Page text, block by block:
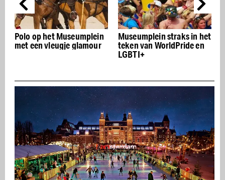
Polo op het Museumplein
met een vleugje glamour
Museumplein straks in het
teken van WorldPride en
LGBTI+